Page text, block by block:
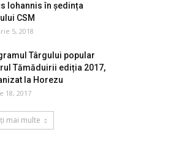
Iohannis în ședința
CSM
5, 2018
Târgului popular
Tămăduirii ediția 2017,
la Horezu
18, 2017
mai multe